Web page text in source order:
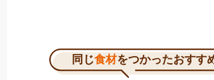
同じ食材をつかったおすす